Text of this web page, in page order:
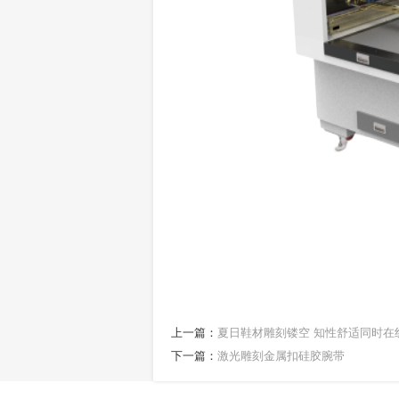
上一篇： 夏日鞋材雕刻镂空 知性舒适同时在
下一篇： 激光雕刻金属扣硅胶腕带